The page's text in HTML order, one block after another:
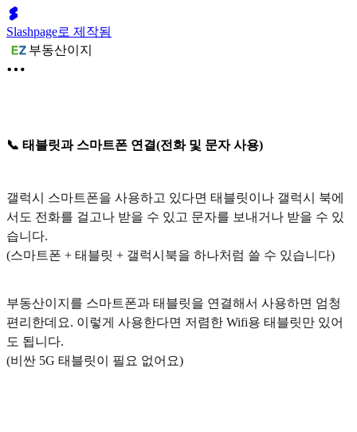
Slashpage로 제작됨
부동산이지
📞 태블릿과 스마트폰 연결(전화 및 문자 사용)
갤럭시 스마트폰을 사용하고 있다면 태블릿이나 갤럭시 북에
서도 전화를 걸고나 받을 수 있고 문자를 보내거나 받을 수 있
습니다.
(스마트폰 + 태블릿 + 갤럭시북을 하나처럼 쓸 수 있습니다)
부동산이지를 스마트폰과 태블릿을 연결해서 사용하면 엄청
편리한데요. 이렇게 사용한다면 저렴한 Wifi용 태블릿만 있어
도 됩니다.
(비싼 5G 태블릿이 필요 없어요)